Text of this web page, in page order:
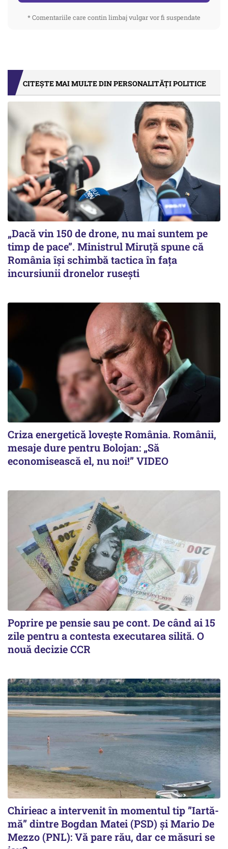
* Comentariile care contin limbaj vulgar vor fi suspendate
CITEȘTE MAI MULTE DIN PERSONALITĂȚI POLITICE
„Dacă vin 150 de drone, nu mai suntem pe
timp de pace”. Ministrul Miruţă spune că
România își schimbă tactica în fața
incursiunii dronelor rusești
Criza energetică lovește România. Românii,
mesaje dure pentru Bolojan: „Să
economisească el, nu noi!” VIDEO
Poprire pe pensie sau pe cont. De când ai 15
zile pentru a contesta executarea silită. O
nouă decizie CCR
Chirieac a intervenit în momentul tip ”Iartă-
mă” dintre Bogdan Matei (PSD) și Mario De
Mezzo (PNL): Vă pare rău, dar ce măsuri se